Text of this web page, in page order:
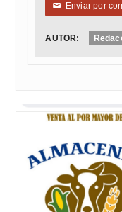
✉ Enviar por
AUTOR: